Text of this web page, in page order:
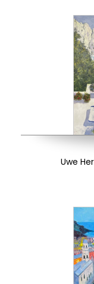
Uwe